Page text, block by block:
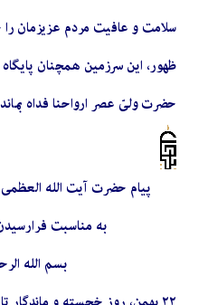
سلامت و عافیت مردم عزیزمان را
ظهور، این سرزمین همچنان
حضرت ولیّ عصر ارواحنا فداه
پیام حضرت آیت الله
به مناسبت فرارسیدن یوم
بسم الله